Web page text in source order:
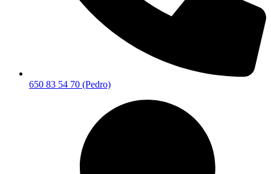
650 83 54 70 (Pedro)